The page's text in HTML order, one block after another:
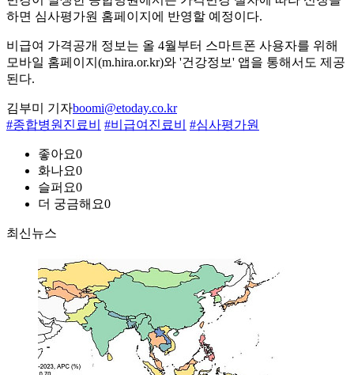
하면 심사평가원 홈페이지에 반영할 예정이다.
비급여 가격공개 정보는 올 4월부터 스마트폰 사용자를 위해
모바일 홈페이지(m.hira.or.kr)와 '건강정보' 앱을 통해서도 제공
된다.
김부미 기자boomi@etoday.co.kr
#종합병원진료비
#비급여진료비 #심사평가원
좋아요0
화나요0
슬퍼요0
더 궁금해요0
최신뉴스